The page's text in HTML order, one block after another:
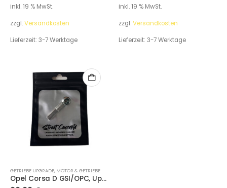
inkl. 19 % MwSt.
zzgl.Versandkosten
Lieferzeit: 3-7 Werktage
inkl. 19 % MwSt.
zzgl.Versandkosten
Lieferzeit: 3-7 Werktage
GETRIEBE UPGRADE, MOTOR & GETRIEBE
Opel Corsa D GSI/OPC, Upgraded Gearbox Linkage M32